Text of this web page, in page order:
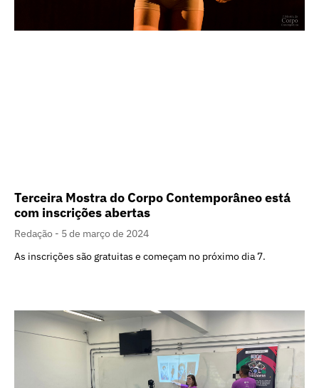
Terceira Mostra do Corpo Contemporâneo está
com inscrições abertas
Redação
5 de março de 2024
As inscrições são gratuitas e começam no próximo dia 7.